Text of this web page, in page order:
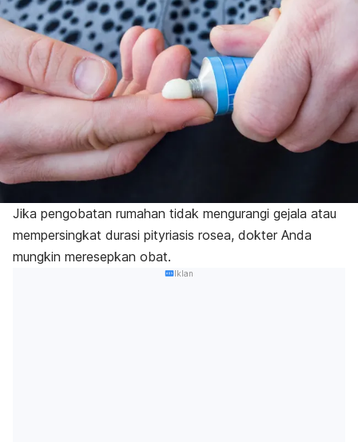
Jika pengobatan rumahan tidak mengurangi gejala atau
mempersingkat durasi pityriasis rosea, dokter Anda
mungkin meresepkan obat.
Iklan